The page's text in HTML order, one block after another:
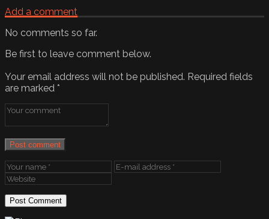
Add a comment
No comments so far.
Be first to leave comment below.
Your email address will not be published. Required fields
are marked *
Post comment